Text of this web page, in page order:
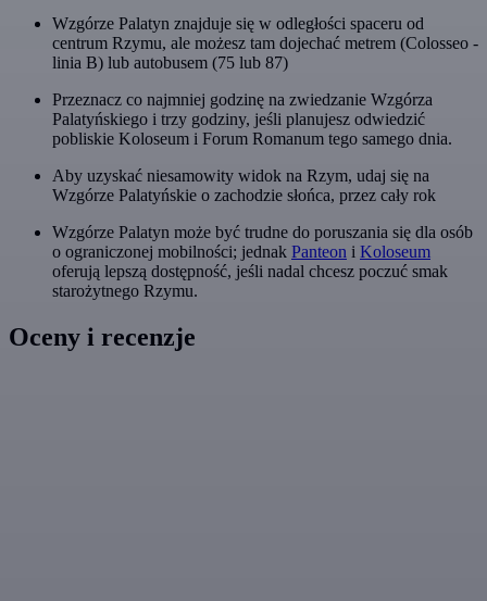
Wzgórze Palatyn znajduje się w odległości spaceru od
centrum Rzymu, ale możesz tam dojechać metrem (Colosseo -
linia B) lub autobusem (75 lub 87)
Przeznacz co najmniej godzinę na zwiedzanie Wzgórza
Palatyńskiego i trzy godziny, jeśli planujesz odwiedzić
pobliskie Koloseum i Forum Romanum tego samego dnia.
Aby uzyskać niesamowity widok na Rzym, udaj się na
Wzgórze Palatyńskie o zachodzie słońca, przez cały rok
Wzgórze Palatyn może być trudne do poruszania się dla osób
o ograniczonej mobilności; jednak Panteon i Koloseum
oferują lepszą dostępność, jeśli nadal chcesz poczuć smak
starożytnego Rzymu.
Oceny i recenzje